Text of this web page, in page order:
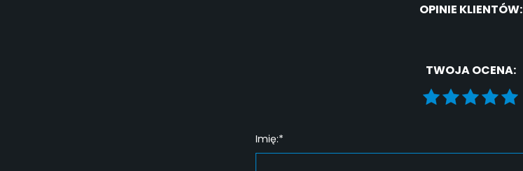
OPINIE KLIENTÓW:
TWOJA OCENA:
Imię:*